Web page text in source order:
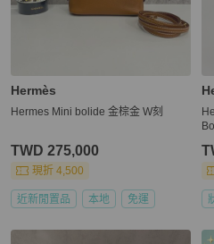
Hermès
Hermes Mini bolide 金棕金 W刻
TWD 275,000
現折 4,500
近新閒置品 本地 免運